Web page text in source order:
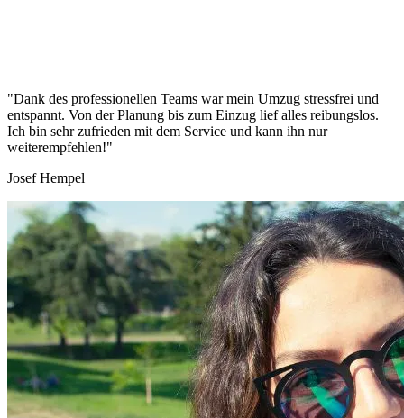
"Dank des professionellen Teams war mein Umzug stressfrei und
entspannt. Von der Planung bis zum Einzug lief alles reibungslos.
Ich bin sehr zufrieden mit dem Service und kann ihn nur
weiterempfehlen!"
Josef Hempel